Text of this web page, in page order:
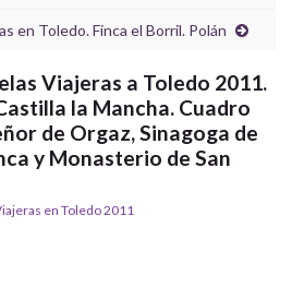
en Toledo. Finca el Borril. Polán
Viajeras a Toledo 2011.
la Mancha. Cuadro
de Orgaz, Sinagoga de
y Monasterio de San
en Toledo 2011